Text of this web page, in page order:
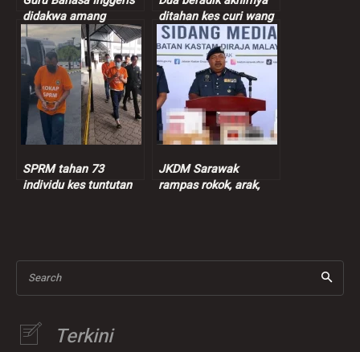
didakwa amang
seksual murid
perempuan 9 tahun
ditahan kes curi wang
peniaga nasi bajet
SPRM tahan 73
individu kes tuntutan
JKDM Sarawak
rampas rokok, arak,
Search
Terkini